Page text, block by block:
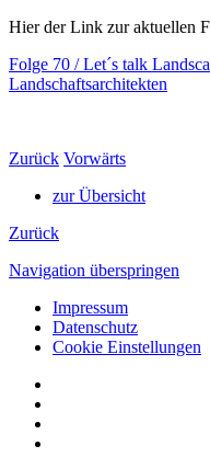
Hier der Link zur aktuellen
Folge 70 / Let´s talk
Landschaftsarchitekten
Zurück Vorwärts
zur Übersicht
Zurück
Navigation überspringen
Impressum
Datenschutz
Cookie Einstellungen